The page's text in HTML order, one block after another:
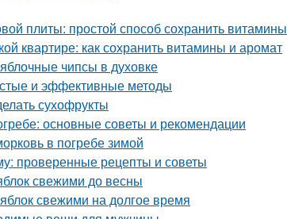
плиты: простой способ сохранить витамины
квартире: как сохранить витамины и аромат
чипсы в духовке
и эффективные методы
сухофрукты
основные советы и рекомендации
в погребе зимой
проверенные рецепты и советы
свежими до весны
свежими на долгое время